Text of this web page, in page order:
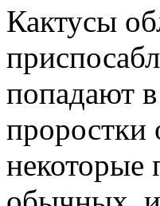
Кактусы
попадают
проростки
некоторые